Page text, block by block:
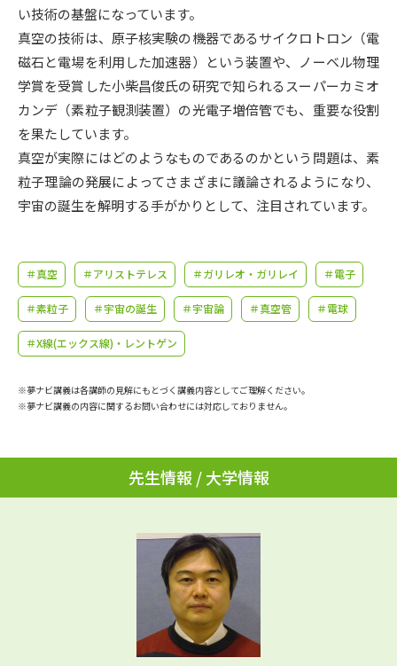
先輩が入学を決めた理由 テレメール全国一斉進学調査
新生活お役立ちガイド
学問発見 学問検索
学問のミニ講義「夢ナビ講義」 学問分野解説
学問の教科書 夢ナビライブ
資料の料金の
受付内容・発送状況の確認
テレメール進学カタログ
訂正のご案内
い技術の基盤になっています。
真空の技術は、原子核実験の機器であるサイクロトロン（電
磁石と電場を利用した加速器）という装置や、ノーベル物理
学賞を受賞した小柴昌俊氏の研究で知られるスーパーカミオ
カンデ（素粒子観測装置）の光電子増倍管でも、重要な役割
を果たしています。
真空が実際にはどのようなものであるのかという問題は、素
粒子理論の発展によってさまざまに議論されるようになり、
宇宙の誕生を解明する手がかりとして、注目されています。
＃真空 ＃アリストテレス ＃ガリレオ・ガリレイ ＃電子
＃素粒子 ＃宇宙の誕生 ＃宇宙論 ＃真空管 ＃電球
＃X線(エックス線)・レントゲン
※夢ナビ講義は各講師の見解にもとづく講義内容としてご理解ください。
※夢ナビ講義の内容に関するお問い合わせには対応しておりません。
先生情報 / 大学情報